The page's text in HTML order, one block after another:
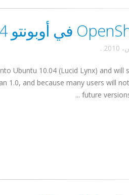
.
Ubuntu 10.04 (Lucid Lynx) and will
1.0, and because many users will
future